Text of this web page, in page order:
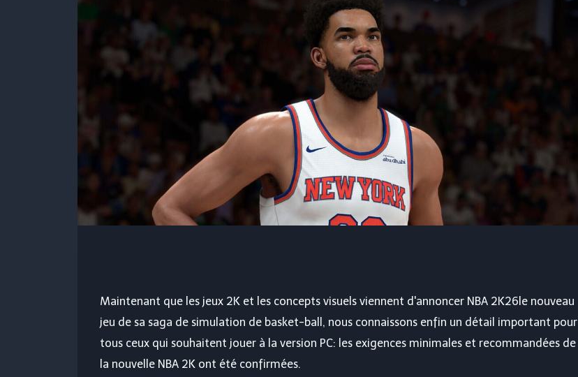
Maintenant que les jeux 2K et les concepts visuels viennent d'annoncer NBA 2K26 le nouveau
jeu de sa saga de simulation de basket-ball, nous connaissons enfin un détail important pour
tous ceux qui souhaitent jouer à la version PC: les exigences minimales et recommandées de
la nouvelle NBA 2K ont été confirmées.